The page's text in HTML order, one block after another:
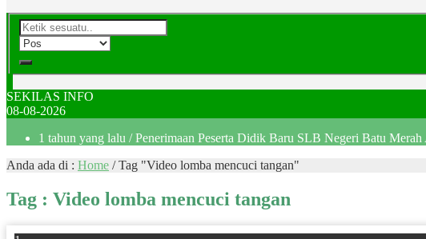
SEKILAS INFO
08-08-2026
1 tahun yang lalu / Penerimaan Peserta Didik Baru SLB Negeri Batu
Anda ada di : Home /Tag "Video lomba mencuci tangan"
Tag : Video lomba mencuci tangan